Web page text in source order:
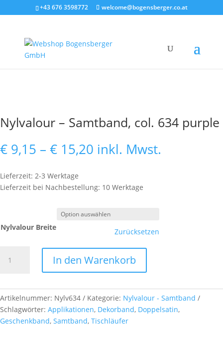
+43 676 3598772 welcome@bogensberger.co.at
Nylvalour – Samtband, col. 634 purple
€ 9,15 – € 15,20 Preisspanne:
€ 9,15
€ 15,20
inkl. Mwst.
Lieferzeit: 2-3 Werktage
Lieferzeit bei Nachbestellung: 10 Werktage
Nylvalour Breite Zurücksetzen
634
purple
Menge
In den Warenkorb
Artikelnummer: Nylv634 Kategorie: Nylvalour - Samtband
Schlagwörter: Applikationen, Dekorband, Doppelsatin,
Geschenkband, Samtband, Tischläufer